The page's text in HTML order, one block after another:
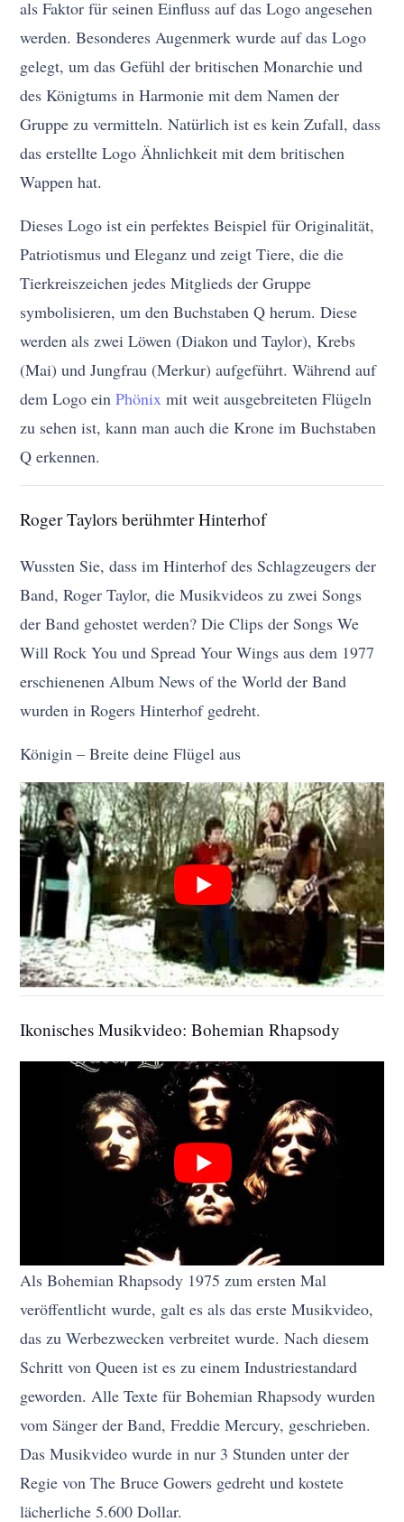
als Faktor für seinen Einfluss auf das Logo angesehen
werden. Besonderes Augenmerk wurde auf das Logo
gelegt, um das Gefühl der britischen Monarchie und
des Königtums in Harmonie mit dem Namen der
Gruppe zu vermitteln. Natürlich ist es kein Zufall, dass
das erstellte Logo Ähnlichkeit mit dem britischen
Wappen hat.
Dieses Logo ist ein perfektes Beispiel für Originalität,
Patriotismus und Eleganz und zeigt Tiere, die die
Tierkreiszeichen jedes Mitglieds der Gruppe
symbolisieren, um den Buchstaben Q herum. Diese
werden als zwei Löwen (Diakon und Taylor), Krebs
(Mai) und Jungfrau (Merkur) aufgeführt. Während auf
dem Logo einPhönix mit weit ausgebreiteten Flügeln
zu sehen ist, kann man auch die Krone im Buchstaben
Q erkennen.
Roger Taylors berühmter Hinterhof
Wussten Sie, dass im Hinterhof des Schlagzeugers der
Band, Roger Taylor, die Musikvideos zu zwei Songs
der Band gehostet werden? Die Clips der Songs We
Will Rock You und Spread Your Wings aus dem 1977
erschienenen Album News of the World der Band
wurden in Rogers Hinterhof gedreht.
Königin – Breite deine Flügel aus
Ikonisches Musikvideo: Bohemian Rhapsody
Als Bohemian Rhapsody 1975 zum ersten Mal
veröffentlicht wurde, galt es als das erste Musikvideo,
das zu Werbezwecken verbreitet wurde. Nach diesem
Schritt von Queen ist es zu einem Industriestandard
geworden. Alle Texte für Bohemian Rhapsody wurden
vom Sänger der Band, Freddie Mercury, geschrieben.
Das Musikvideo wurde in nur 3 Stunden unter der
Regie von The Bruce Gowers gedreht und kostete
lächerliche 5.600 Dollar.